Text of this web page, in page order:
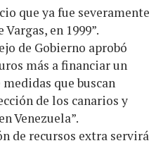
que ya fue severamente
en 1999”.
de Gobierno aprobó
más a financiar un
que buscan
de los canarios y
Venezuela”.
de recursos extra servirá